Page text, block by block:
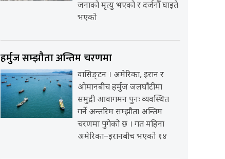
जनाको मृत्यु भएको र दर्जनौँ घाइते
भएको
हर्मुज सम्झौता अन्तिम चरणमा
वासिङ्टन । अमेरिका, इरान र
ओमानबीच हर्मुज जलघाँटीमा
समुद्री आवागमन पुनः व्यवस्थित
गर्ने अन्तरिम सम्झौता अन्तिम
चरणमा पुगेको छ । गत महिना
अमेरिका–इरानबीच भएको १४